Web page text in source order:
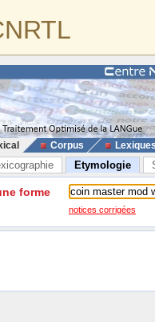
Corpus
Etymologie
forme
notices corrigées